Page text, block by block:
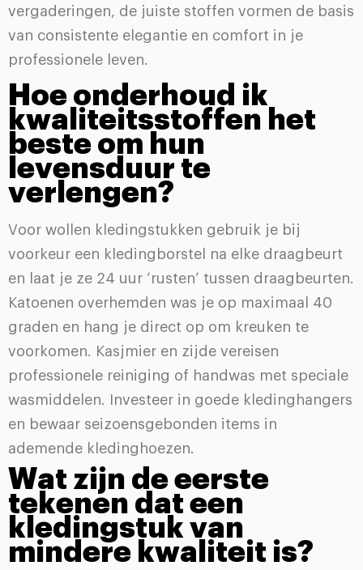
vergaderingen, de juiste stoffen vormen de basis
van consistente elegantie en comfort in je
professionele leven.
Hoe onderhoud ik
kwaliteitsstoffen het
beste om hun
levensduur te
verlengen?
Voor wollen kledingstukken gebruik je bij
voorkeur een kledingborstel na elke draagbeurt
en laat je ze 24 uur ‘rusten’ tussen draagbeurten.
Katoenen overhemden was je op maximaal 40
graden en hang je direct op om kreuken te
voorkomen. Kasjmier en zijde vereisen
professionele reiniging of handwas met speciale
wasmiddelen. Investeer in goede kledinghangers
en bewaar seizoensgebonden items in
ademende kledinghoezen.
Wat zijn de eerste
tekenen dat een
kledingstuk van
mindere kwaliteit is?